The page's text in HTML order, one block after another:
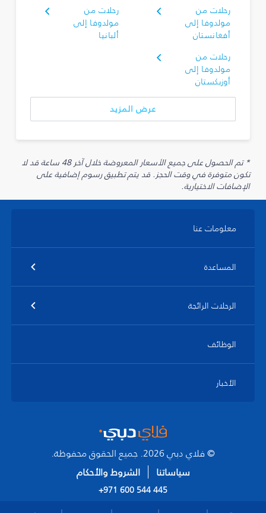
رحلات من
مولدوفا إلى
أفغانستان
رحلات من
مولدوفا إلى
ألبانيا
رحلات من
مولدوفا إلى
أوزبكستان
عرض المزيد
* تم الحصول على جميع الأسعار المعروضة خلال آخر 48 ساعة قد لا
تكون متوفرة في وقت الحجز. قد يتم تطبيق رسوم إضافية على
الإضافات الاختيارية.
معلومات عنا
المساعدة
الرحلات الرائجة
الوظائف
الأخبار
© فلاي دبي 2026. جميع الحقوق محفوظة.
سياساتنا
الشروط والأحكام
+971 600 544 445